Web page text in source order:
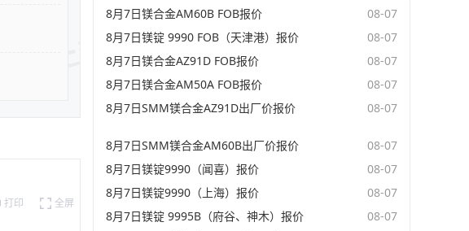
打印 全屏
8月7日镁合金AM60B FOB报价
08-07
8月7日镁锭 9990 FOB（天津港）报价
08-07
8月7日镁合金AZ91D FOB报价
08-07
8月7日镁合金AM50A FOB报价
08-07
8月7日SMM镁合金AZ91D出厂价报价
08-07
8月7日SMM镁合金AM60B出厂价报价
08-07
8月7日镁锭9990（闻喜）报价
08-07
8月7日镁锭9990（上海）报价
08-07
8月7日镁锭 9995B（府谷、神木）报价
08-07